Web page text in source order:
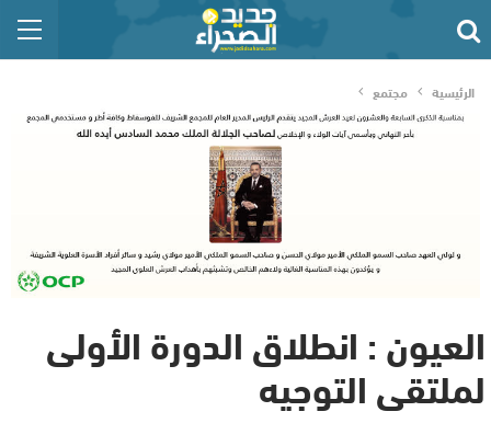
الرئيسية مجتمع
العيون : انطلاق الدورة الأولى
لملتقى التوجيه